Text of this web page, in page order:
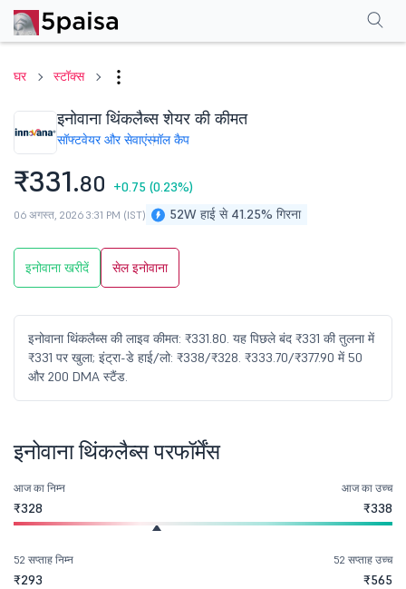
घर स्टॉक्स
इनोवाना थिंकलैब्स शेयर की कीमत
सॉफ्टवेयर और सेवाएंस्मॉल कैप
₹331.80 +0.75 (0.23%)
52W हाई से 41.25% गिरना
06 अगस्त, 2026 3:31 PM (IST)
इनोवाना खरीदें सेल इनोवाना
इनोवाना थिंकलैब्स की लाइव कीमत: ₹331.80. यह पिछले बंद ₹331 की तुलना में
₹331 पर खुला; इंट्रा-डे हाई/लो: ₹338/₹328. ₹333.70/₹377.90 में 50
और 200 DMA स्टैंड.
परफॉर्मेंसफाइनेंशियल्स सामान्य प्रश्न
इनोवाना थिंकलैब्स परफॉर्मेंस
आज का निम्न
₹328
आज का उच्च
₹338
52 सप्ताह निम्न
₹293
52 सप्ताह उच्च
₹565